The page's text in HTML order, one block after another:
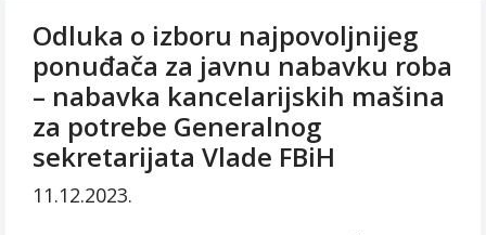
Odluka o izboru najpovoljnijeg
ponuđača za javnu nabavku roba
– nabavka kancelarijskih mašina
za potrebe Generalnog
sekretarijata Vlade FBiH
11.12.2023.